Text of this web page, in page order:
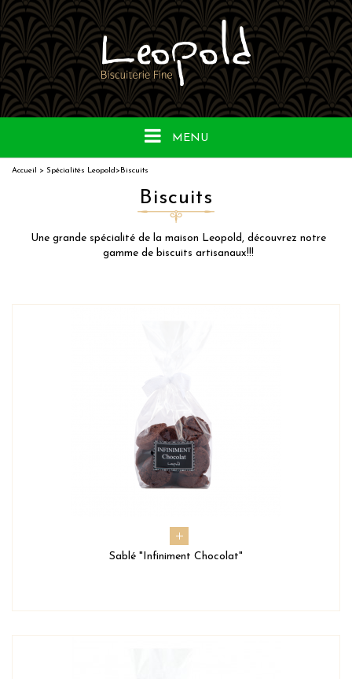
MENU
Biscuits
Accueil > Spécialités Leopold >Biscuits
Une grande spécialité de la maison Leopold, découvrez notre
gamme de biscuits artisanaux!!!
Sablé "Infiniment Chocolat"